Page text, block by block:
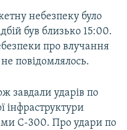
небезпеку було
був близько 15:00.
про влучання
повідомлялось.
завдали ударів по
інфраструктури
С-300. Про удари по